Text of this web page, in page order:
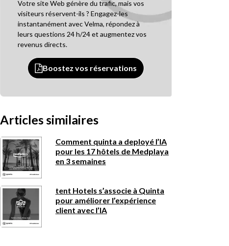
Votre site Web génère du trafic, mais vos
visiteurs réservent-ils ? Engagez-les
instantanément avec Velma, répondez à
leurs questions 24 h/24 et augmentez vos
revenus directs.
Boostez vos réservations
Articles similaires
Comment quinta a deployé l’IA
pour les 17 hôtels de Medplaya
en 3 semaines
tent Hotels s’associe à Quinta
pour améliorer l’expérience
client avec l’IA